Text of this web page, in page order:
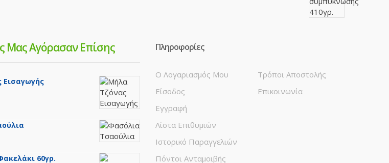
Μας Αγόρασαν Επίσης
60γρ.
Πληροφορίες
Ο Λογαριασμός Μου
Είσοδος
Εγγραφή
Λίστα Επιθυμιών
Ιστορικό Παραγγελιών
Πόντοι Ανταμοιβής
Τρόποι Αποστολής
Επικοινωνία